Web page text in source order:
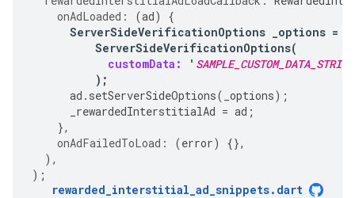
onAdLoaded:
(ad)
{
ServerSideVerificationOptions
_options =
ServerSideVerificationOptions(
customData:
' SAMPLE_CUSTOM_DATA_STRING
);
ad . setServerSideOptions( _options);
_rewardedInterstitialAd = ad ;
},
onAdFailedToLoad:
(error)
{},
),
);
rewarded_interstitial_ad_snippets. dart